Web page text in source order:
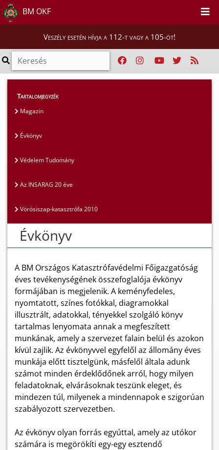
BM OKF
Veszély esetén hívja a 112-t vagy a 105-öt!
Magunkról
Tartalomjegyzék
Magazin
Évkönyv
Védelem Tudomány
Az INSARAG 20 éve
Vörösiszap-katasztrófa 2010
Évkönyv
A BM Országos Katasztrófavédelmi Főigazgatóság
éves tevékenységének összefoglalója évkönyv
formájában is megjelenik. A keményfedeles,
nyomtatott, színes fotókkal, diagramokkal
illusztrált, adatokkal, tényekkel szolgáló könyv
tartalmas lenyomata annak a megfeszített
munkának, amely a szervezet falain belül és azokon
kívül zajlik. Az évkönyvvel egyfelől az állomány éves
munkája előtt tisztelgünk, másfelől általa adunk
számot minden érdeklődőnek arról, hogy milyen
feladatoknak, elvárásoknak teszünk eleget, és
mindezen túl, milyenek a mindennapok e szigorúan
szabályozott szervezetben.
Az évkönyv olyan forrás egyúttal, amely az utókor
számára is megörökíti egy-egy esztendő